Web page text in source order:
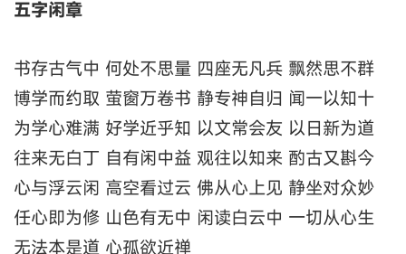
五字闲章
书存古气中 何处不思量 四座无凡兵 飘然思不群
博学而约取 萤窗万卷书 静专神自归 闻一以知十
为学心难满 好学近乎知 以文常会友 以日新为道
往来无白丁 自有闲中益 观往以知来 酌古又斟今
心与浮云闲 高空看过云 佛从心上见 静坐对众妙
任心即为修 山色有无中 闲读白云中 一切从心生
无法本是道 心孤欲近禅